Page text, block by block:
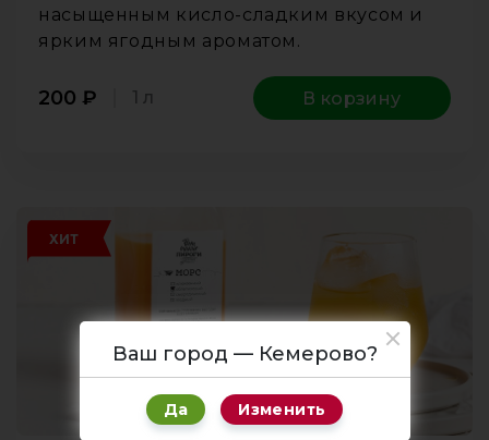
насыщенным кисло-сладким вкусом и
ярким ягодным ароматом.
200 ₽ 1 л В корзину
ХИТ
Ваш город — Кемерово?
Да Изменить